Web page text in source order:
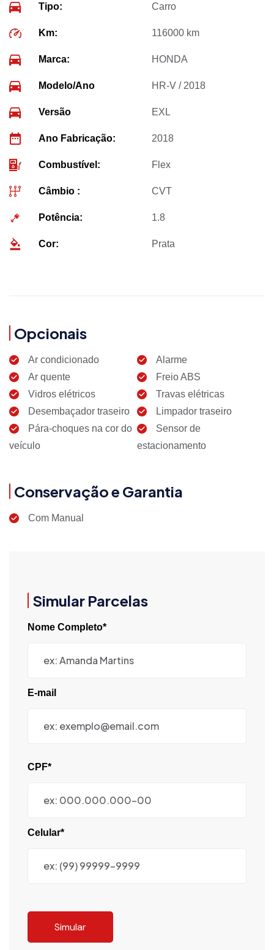
Tipo: Carro
Km: 116000 km
Marca: HONDA
Modelo/Ano HR-V / 2018
Versão EXL
Ano Fabricação: 2018
Combustível: Flex
Câmbio : CVT
Potência: 1.8
Cor: Prata
Opcionais
Ar condicionado
Alarme
Ar quente
Freio ABS
Vidros elétricos
Travas elétricas
Desembaçador traseiro
Limpador traseiro
Pára-choques na cor do
veículo
Sensor de
estacionamento
Conservação e Garantia
Com Manual
Simular Parcelas
Nome Completo*
E-mail
CPF*
Celular*
Simular